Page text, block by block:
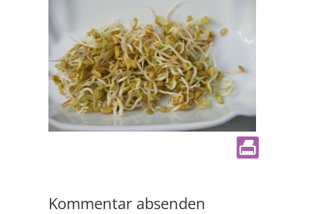
Kommentar absenden